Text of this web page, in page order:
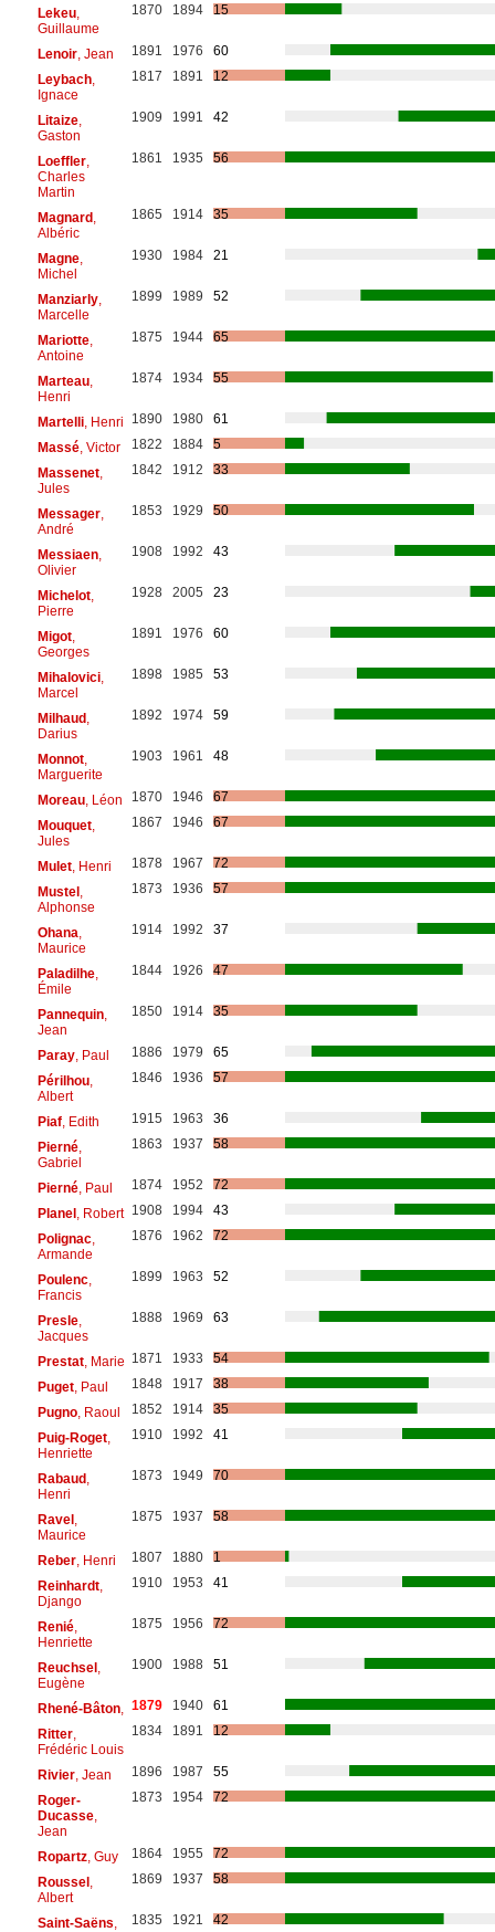
Lekeu,
Guillaume
1870 1894 15
Lenoir, Jean 1891 1976
60
Leybach,
Ignace
1817 1891 12
Litaize,
Gaston
1909 1991 42
Loeffler,
Charles
Martin
1861 1935 56
Magnard,
Albéric
1865 1914 35
Magne,
Michel
1930 1984 21
Manziarly,
Marcelle
1899 1989 52
Mariotte,
Antoine
1875 1944 65
Marteau,
Henri
1874 1934 55
Martelli, Henri 1890 1980
61
Massé, Victor 1822 1884
5
Massenet,
Jules
1842 1912 33
Messager,
André
1853 1929 50
Messiaen,
Olivier
1908 1992 43
Michelot,
Pierre
1928 2005 23
Migot,
Georges
1891 1976 60
Mihalovici,
Marcel
1898 1985 53
Milhaud,
Darius
1892 1974 59
Monnot,
Marguerite
1903 1961 48
Moreau, Léon 1870 1946
67
Mouquet,
Jules
1867 1946 67
Mulet, Henri 1878 1967
72
Mustel,
Alphonse
1873 1936 57
Ohana
Maurice
1914 1992 37
Paladilhe,
Émile
1844 1926 47
Pannequin,
Jean
1850 1914 35
Paray, Paul 1886 1979
65
Périlhou,
Albert
1846 1936 57
Piaf, Edith 1915 1963
36
Pierné,
Gabriel
1863 1937 58
Pierné, Paul 1874 1952
72
Planel, Robert 1908 1994
43
Polignac,
Armande
1876 1962 72
Poulenc,
Francis
1899 1963 52
Presle,
Jacques
1888 1969 63
Prestat, Marie 1871 1933
54
Puget, Paul 1848 1917
38
Pugno, Raoul 1852 1914
35
Puig-Roget,
Henriette
1910 1992 41
Rabaud,
Henri
1873 1949 70
Ravel,
Maurice
1875 1937 58
Reber, Henri 1807 1880
1
Reinhardt,
Django
1910 1953 41
Renié,
Henriette
1875 1956 72
Reuchsel,
Eugène
1900 1988 51
Rhené-Bâton, 1879 1940
61
Ritter,
Frédéric Louis
1834 1891 12
Rivier, Jean 1896 1987
55
Roger-
Ducasse,
Jean
1873 1954 72
Ropartz, Guy 1864 1955
72
Roussel,
Albert
1869 1937 58
Saint-Saëns 1835 1921 42